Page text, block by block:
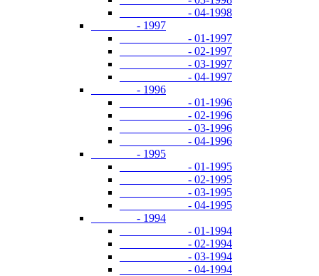
- 04-1998
- 1997
- 01-1997
- 02-1997
- 03-1997
- 04-1997
- 1996
- 01-1996
- 02-1996
- 03-1996
- 04-1996
- 1995
- 01-1995
- 02-1995
- 03-1995
- 04-1995
- 1994
- 01-1994
- 02-1994
- 03-1994
- 04-1994